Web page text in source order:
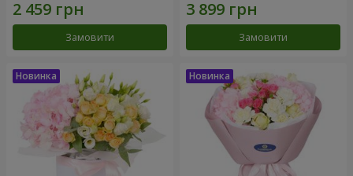
Замовити Замовити